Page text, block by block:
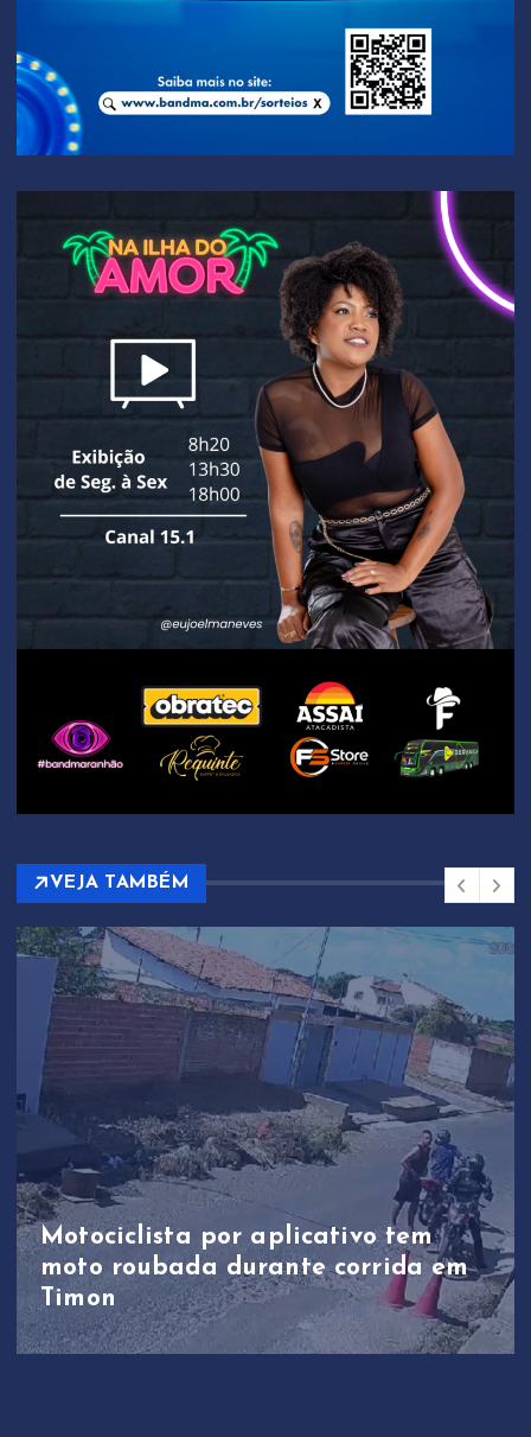
VEJA TAMBÉM
Motociclista por aplicativo tem
moto roubada durante corrida em
Timon